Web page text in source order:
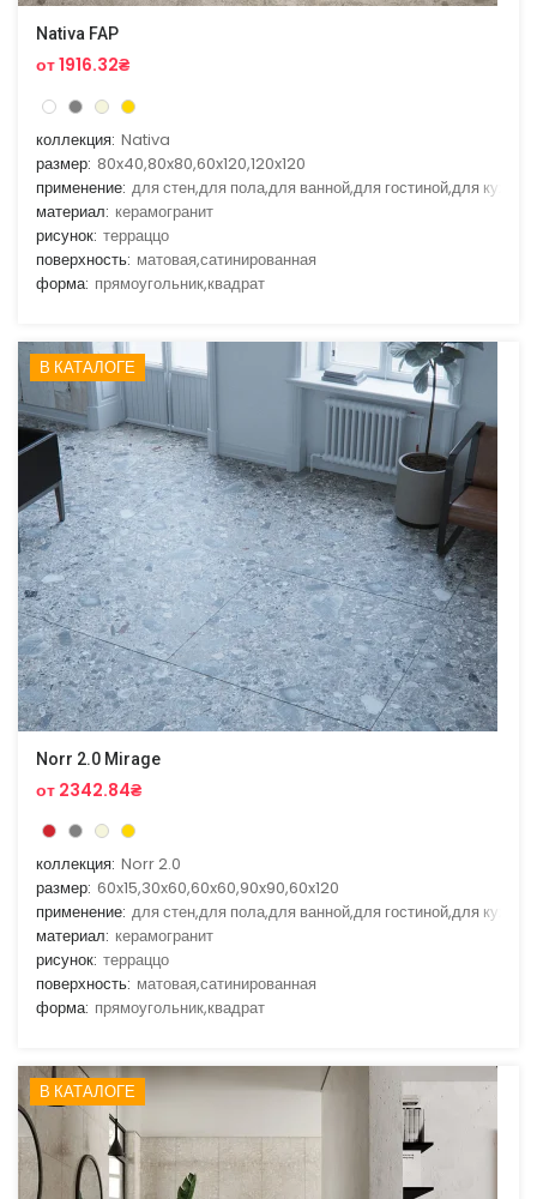
Nativa FAP
от 1916.32₴
коллекция: Nativa
размер: 80x40,80x80,60x120,120x120
применение: для стен,для пола,для ванной,для гостиной,для кухни
материал: керамогранит
рисунок: терраццо
поверхность: матовая,сатинированная
форма: прямоугольник,квадрат
В КАТАЛОГЕ
Norr 2.0 Mirage
от 2342.84₴
коллекция: Norr 2.0
размер: 60x15,30x60,60x60,90x90,60x120
применение: для стен,для пола,для ванной,для гостиной,для кухни
материал: керамогранит
рисунок: терраццо
поверхность: матовая,сатинированная
форма: прямоугольник,квадрат
В КАТАЛОГЕ